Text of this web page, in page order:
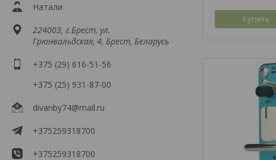
Натали
224003, г.Брест, ул.
Грюнвальдская, 4, Брест, Беларусь
+375 (29) 616-51-56
+375 (25) 931-87-00
divanby74@mail.ru
+375259318700
+375259318700
Купить